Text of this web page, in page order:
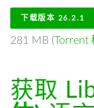
下载版本 26.2.1
281 MB (Torrent
获取